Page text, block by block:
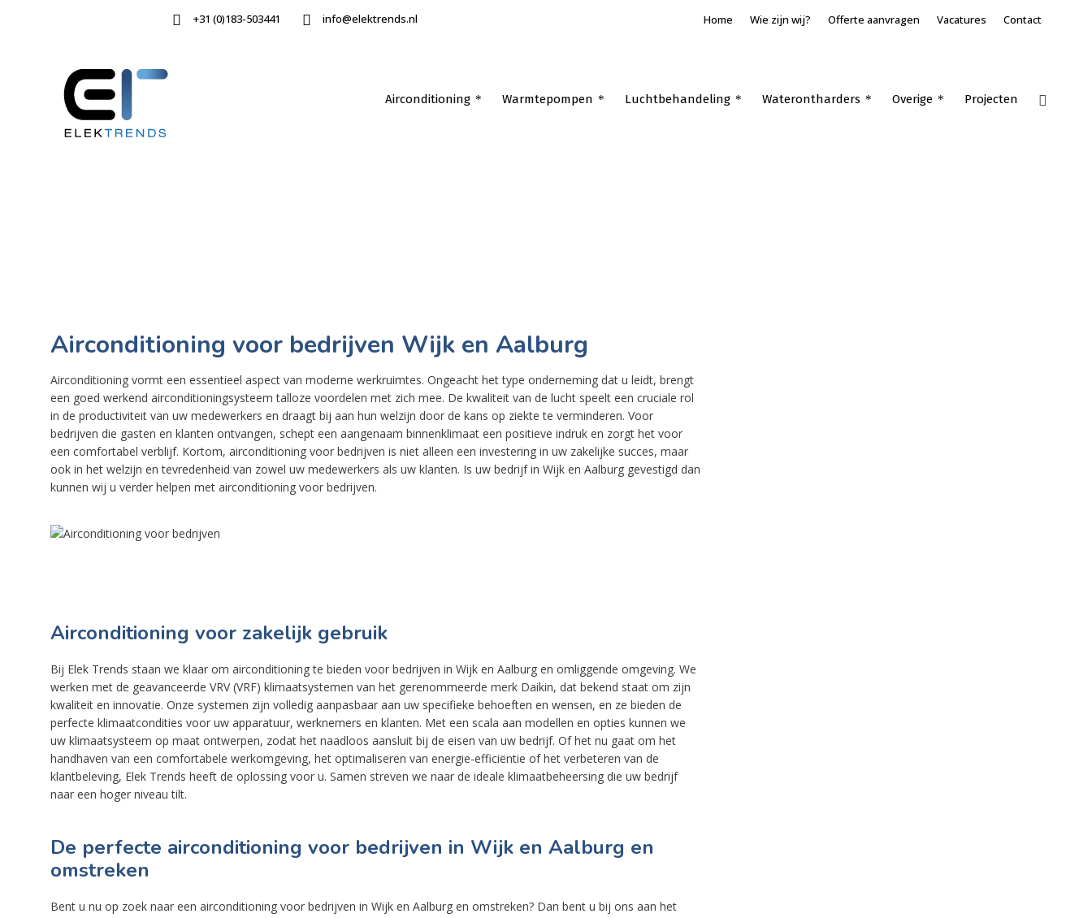
+31 (0)183-503441 info@elektrends.nl Home Wie zijn wij? Offerte aanvragen Vacatures Contact
Airconditioning Warmtepompen Luchtbehandeling Waterontharders Overige Projecten
Airconditioning voor bedrijven Wijk en Aalburg
Airconditioning vormt een essentieel aspect van moderne werkruimtes. Ongeacht het type onderneming dat u leidt, brengt
een goed werkend airconditioningsysteem talloze voordelen met zich mee. De kwaliteit van de lucht speelt een cruciale rol
in de productiviteit van uw medewerkers en draagt bij aan hun welzijn door de kans op ziekte te verminderen. Voor
bedrijven die gasten en klanten ontvangen, schept een aangenaam binnenklimaat een positieve indruk en zorgt het voor
een comfortabel verblijf. Kortom, airconditioning voor bedrijven is niet alleen een investering in uw zakelijke succes, maar
ook in het welzijn en tevredenheid van zowel uw medewerkers als uw klanten. Is uw bedrijf in Wijk en Aalburg gevestigd dan
kunnen wij u verder helpen met airconditioning voor bedrijven.
Airconditioning voor zakelijk gebruik
Bij Elek Trends staan we klaar om airconditioning te bieden voor bedrijven in Wijk en Aalburg en omliggende omgeving. We
werken met de geavanceerde VRV (VRF) klimaatsystemen van het gerenommeerde merk Daikin, dat bekend staat om zijn
kwaliteit en innovatie. Onze systemen zijn volledig aanpasbaar aan uw specifieke behoeften en wensen, en ze bieden de
perfecte klimaatcondities voor uw apparatuur, werknemers en klanten. Met een scala aan modellen en opties kunnen we
uw klimaatsysteem op maat ontwerpen, zodat het naadloos aansluit bij de eisen van uw bedrijf. Of het nu gaat om het
handhaven van een comfortabele werkomgeving, het optimaliseren van energie-efficiëntie of het verbeteren van de
klantbeleving, Elek Trends heeft de oplossing voor u. Samen streven we naar de ideale klimaatbeheersing die uw bedrijf
naar een hoger niveau tilt.
De perfecte airconditioning voor bedrijven in Wijk en Aalburg en
omstreken
Bent u nu op zoek naar een airconditioning voor bedrijven in Wijk en Aalburg en omstreken? Dan bent u bij ons aan het